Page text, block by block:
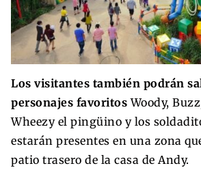
Los visitantes también podrán
personajes favoritos Woody,
Wheezy el pingüino y los
estarán presentes en una zona
patio trasero de la casa de Andy.